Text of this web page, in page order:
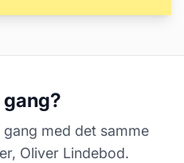
med det samme
Oliver Lindebod.